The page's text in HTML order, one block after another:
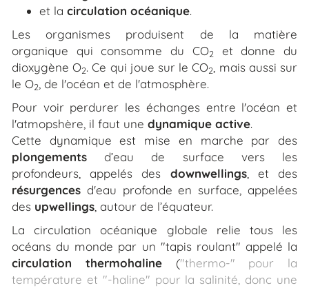
et la circulation océanique.
Les organismes produisent de la matière
organique qui consomme du CO2
et donne du
dioxygène O2. Ce qui joue sur le CO2 , mais aussi sur
le O2 , de l'océan et de l'atmosphère.
Pour voir perdurer les échanges entre l'océan et
l'atmopshère, il faut une dynamique active.
Cette dynamique est mise en marche par des
plongementsd’eau de surface vers les
profondeurs, appelés des downwellings, et des
résurgences d'eau profonde en surface, appelées
des upwellings , autour de l’équateur.
La circulation océanique globale relie tous les
océans du monde par un "tapis roulant" appelé la
circulation thermohaline ("thermo-" pour la
température et "-haline" pour la salinité, donc une